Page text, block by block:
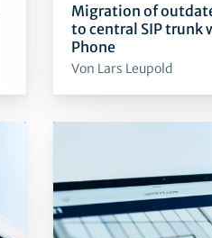
Migration of
to central SIP trunk
Phone
Von Lars Leupold